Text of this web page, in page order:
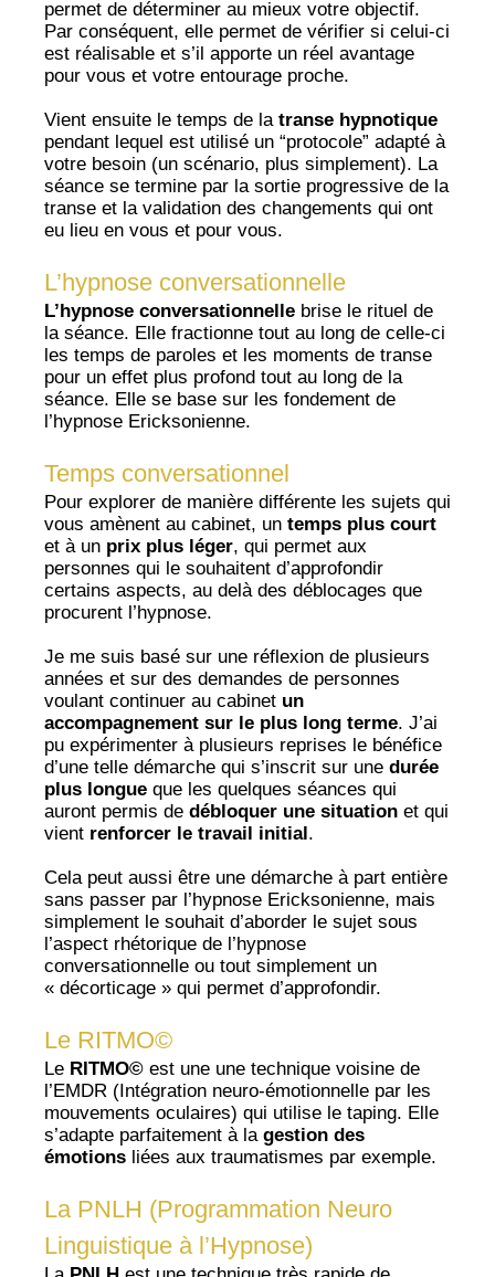
permet de déterminer au mieux votre objectif.
Par conséquent, elle permet de vérifier si celui-ci
est réalisable et s’il apporte un réel avantage
pour vous et votre entourage proche.
Vient ensuite le temps de la transe hypnotique
pendant lequel est utilisé un “protocole” adapté à
votre besoin (un scénario, plus simplement). La
séance se termine par la sortie progressive de la
transe et la validation des changements qui ont
eu lieu en vous et pour vous.
L’hypnose conversationnelle
L’hypnose conversationnelle brise le rituel de
la séance. Elle fractionne tout au long de celle-ci
les temps de paroles et les moments de transe
pour un effet plus profond tout au long de la
séance. Elle se base sur les fondement de
l’hypnose Ericksonienne.
Temps conversationnel
Pour explorer de manière différente les sujets qui
vous amènent au cabinet, un temps plus court
et à un prix plus léger, qui permet aux
personnes qui le souhaitent d’approfondir
certains aspects, au delà des déblocages que
procurent l’hypnose.
Je me suis basé sur une réflexion de plusieurs
années et sur des demandes de personnes
voulant continuer au cabinet un
accompagnement sur le plus long terme. J’ai
pu expérimenter à plusieurs reprises le bénéfice
d’une telle démarche qui s’inscrit sur une durée
plus longue que les quelques séances qui
auront permis de débloquer une situation et qui
vient renforcer le travail initial .
Cela peut aussi être une démarche à part entière
sans passer par l’hypnose Ericksonienne, mais
simplement le souhait d’aborder le sujet sous
l’aspect rhétorique de l’hypnose
conversationnelle ou tout simplement un
« décorticage » qui permet d’approfondir.
Le RITMO©
Le RITMO© est une une technique voisine de
l’EMDR (Intégration neuro-émotionnelle par les
mouvements oculaires) qui utilise le taping. Elle
s’adapte parfaitement à la gestion des
émotions liées aux traumatismes par exemple.
La PNLH (Programmation Neuro
Linguistique à l’Hypnose)